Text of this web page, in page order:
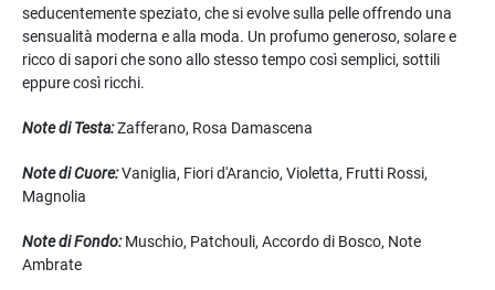
seducentemente speziato, che si evolve sulla pelle offrendo una
sensualità moderna e alla moda. Un profumo generoso, solare e
ricco di sapori che sono allo stesso tempo così semplici, sottili
eppure così ricchi.
Note di Testa:Zafferano, Rosa Damascena
Note di Cuore:Vaniglia, Fiori d'Arancio, Violetta, Frutti Rossi,
Magnolia
Note di Fondo:Muschio, Patchouli, Accordo di Bosco, Note
Ambrate